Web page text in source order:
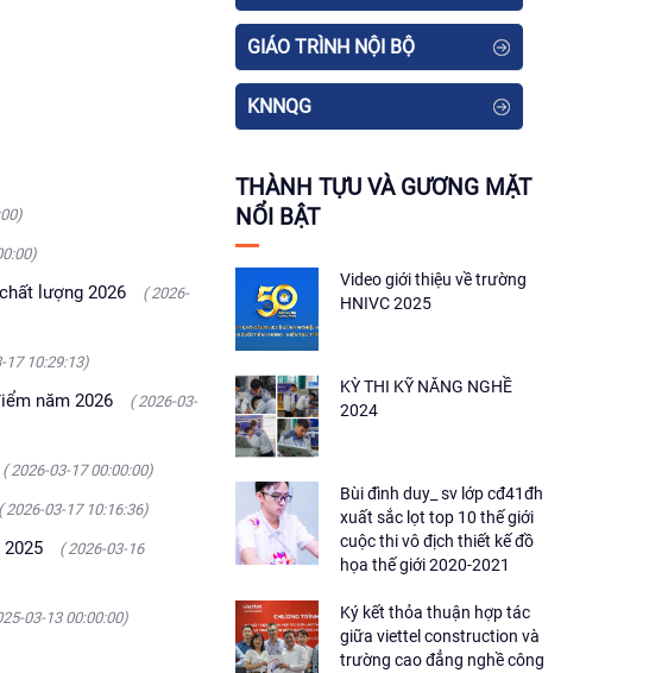
lượng 2026
( 2026-
17 10:29:13)
năm 2026
( 2026-03-
( 2026-03-17 00:00:00)
( 2026-03-17 10:16:36)
( 2026-03-16
03-13 00:00:00)
GIÁO TRÌNH NỘI BỘ
KNNQG
THÀNH TỰU VÀ GƯƠNG MẶT
NỔI BẬT
Video giới thiệu về trường
HNIVC 2025
KỲ THI KỸ NĂNG NGHỀ
2024
Bùi đình duy_ sv lớp cđ41đh
xuất sắc lọt top 10 thế giới
cuộc thi vô địch thiết kế đồ
họa thế giới 2020-2021
Ký kết thỏa thuận hợp tác
giữa viettel construction và
trường cao đẳng nghề công